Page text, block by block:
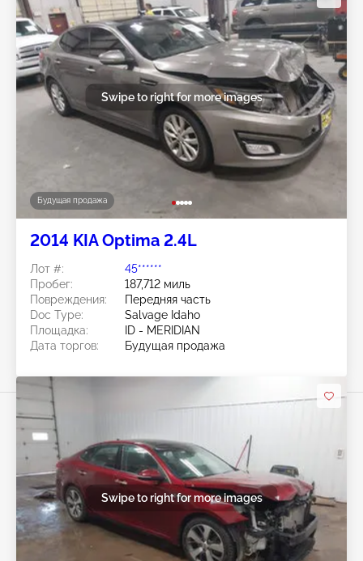
Будущая продажа
Swipe to right for more images
2014 KIA Optima 2.4L
Лот #:
45******
Пробег:
187,712 миль
Повреждения:
Передняя часть
Doc Type:
Salvage Idaho
Площадка:
ID - MERIDIAN
Дата торгов:
Будущая продажа
Swipe to right for more images